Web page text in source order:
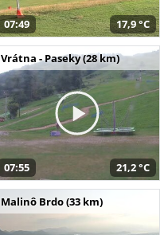
07:49 17,9 °C
Vrátna - Paseky (28 km)
07:55 21,2 °C
Malinô Brdo (33 km)